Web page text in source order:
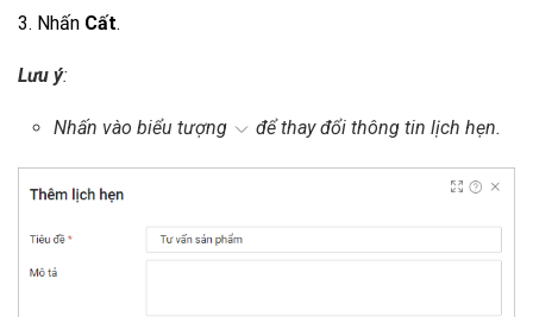
3. Nhấn Cất.
Lưu ý:
Nhấn vào biểu tượng để thay đổi thông tin lịch hẹn.